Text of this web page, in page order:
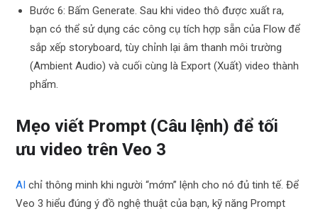
Bước 6: Bấm Generate. Sau khi video thô được xuất ra,
bạn có thể sử dụng các công cụ tích hợp sẵn của Flow để
sắp xếp storyboard, tùy chỉnh lại âm thanh môi trường
(Ambient Audio) và cuối cùng là Export (Xuất) video thành
phẩm.
Mẹo viết Prompt (Câu lệnh) để tối
ưu video trên Veo 3
AI chỉ thông minh khi người “mớm” lệnh cho nó đủ tinh tế. Để
Veo 3 hiểu đúng ý đồ nghệ thuật của bạn, kỹ năng Prompt